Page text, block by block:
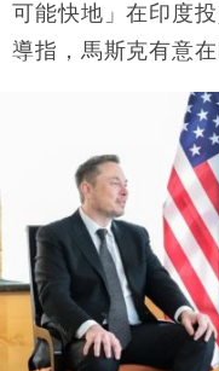
12:30
手
財經｜黑石傳
Google晶片
財經｜美商務
25%
18:15
本地｜新世界
定高消費客群
17:40
財經｜本港6
最強
16:33
財經｜滙控重
50%
可能快地」在印度
導指，馬斯克有意